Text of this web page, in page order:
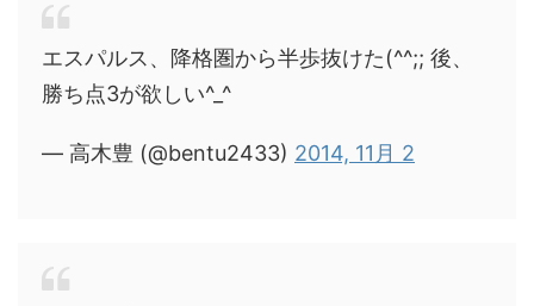
エスパルス、降格圏から半歩抜けた(^^;; 後、
勝ち点3が欲しい^_^
— 高木豊 (@bentu2433) 2014, 11月 2